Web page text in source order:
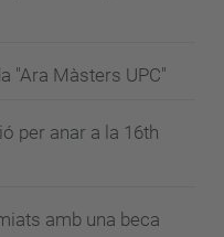
"Ara Màsters UPC"
per anar a la 16th
amb una beca